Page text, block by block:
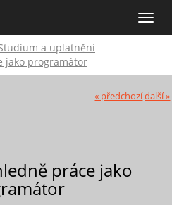
Toggle
a uplatnění
jako programátor
« předchozídalší »
práce jako